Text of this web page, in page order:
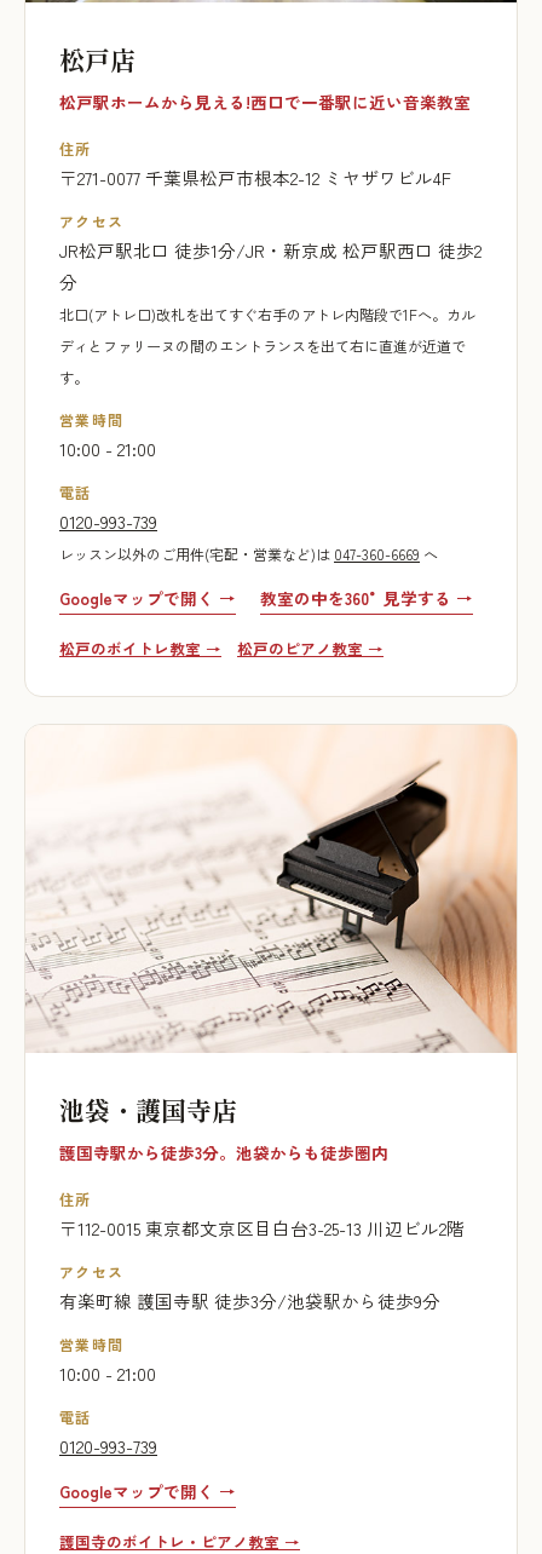
松戸店
松戸駅ホームから見える!西口で一番駅に近い音楽教室
住所
〒271-0077 千葉県松戸市根本2-12 ミヤザワビル4F
アクセス
JR松戸駅北口 徒歩1分/JR・新京成 松戸駅西口 徒歩2
分
北口(アトレ口)改札を出てすぐ右手のアトレ内階段で1Fへ。カル
ディとファリーヌの間のエントランスを出て右に直進が近道で
す。
営業時間
10:00 - 21:00
電話
0120-993-739
レッスン以外のご用件(宅配・営業など)は 047-360-6669 へ
Googleマップで開く → 教室の中を360°見学する →
松戸のボイトレ教室 → 松戸のピアノ教室 →
池袋・護国寺店
護国寺駅から徒歩3分。池袋からも徒歩圏内
住所
〒112-0015 東京都文京区目白台3-25-13 川辺ビル2階
アクセス
有楽町線 護国寺駅 徒歩3分/池袋駅から徒歩9分
営業時間
10:00 - 21:00
電話
0120-993-739
Googleマップで開く →
護国寺のボイトレ・ピアノ教室 →